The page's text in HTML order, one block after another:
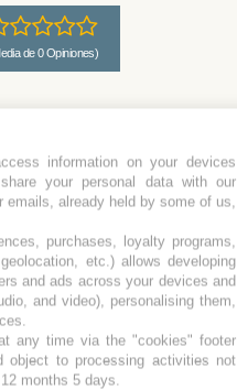
de 0 Opiniones)
de 0 Opiniones)
information on your devices
your personal data with our
emails, already held by some of us,
purchases, loyalty programs,
etc.) allows developing
and ads across your devices and
and video), personalising them,
any time via the "cookies" footer
object to processing activities not
months 5 days.